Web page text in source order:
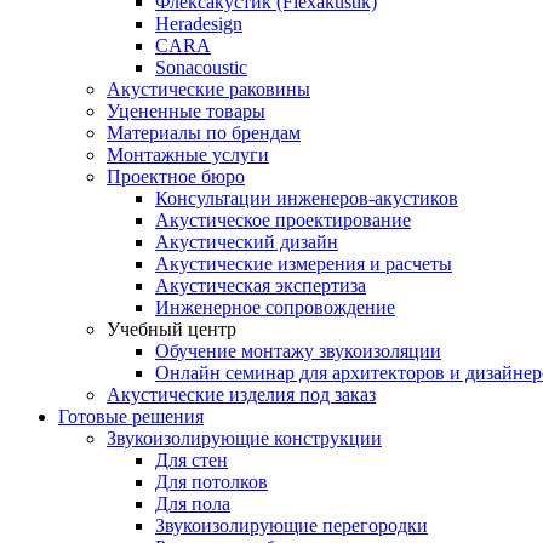
Heradesign
CARA
Sonacoustic
Акустические раковины
Уцененные товары
Материалы по брендам
Монтажные услуги
Проектное бюро
Консультации инженеров-акустиков
Акустическое проектирование
Акустический дизайн
Акустические измерения и расчеты
Акустическая экспертиза
Инженерное сопровождение
Учебный центр
Обучение монтажу звукоизоляции
Онлайн семинар для архитекторов и
Акустические изделия под заказ
Готовые решения
Звукоизолирующие конструкции
Для стен
Для потолков
Для пола
Звукоизолирующие перегородки